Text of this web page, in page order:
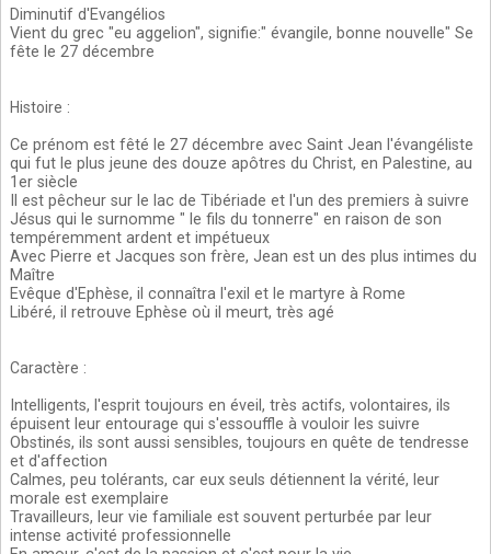
Diminutif d'Evangélios
Vient du grec "eu aggelion", signifie:" évangile, bonne nouvelle" Se
fête le 27 décembre
Histoire :
Ce prénom est fêté le 27 décembre avec Saint Jean l'évangéliste
qui fut le plus jeune des douze apôtres du Christ, en Palestine, au
1er siècle
Il est pêcheur sur le lac de Tibériade et l'un des premiers à suivre
Jésus qui le surnomme " le fils du tonnerre" en raison de son
tempéremment ardent et impétueux
Avec Pierre et Jacques son frère, Jean est un des plus intimes du
Maître
Evêque d'Ephèse, il connaîtra l'exil et le martyre à Rome
Libéré, il retrouve Ephèse où il meurt, très agé
Caractère :
Intelligents, l'esprit toujours en éveil, très actifs, volontaires, ils
épuisent leur entourage qui s'essouffle à vouloir les suivre
Obstinés, ils sont aussi sensibles, toujours en quête de tendresse
et d'affection
Calmes, peu tolérants, car eux seuls détiennent la vérité, leur
morale est exemplaire
Travailleurs, leur vie familiale est souvent perturbée par leur
intense activité professionnelle